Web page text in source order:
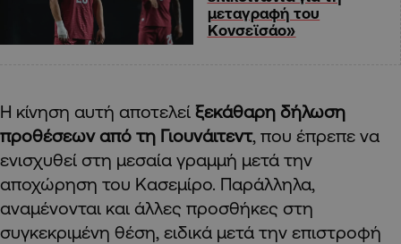
μεταγραφή του
Κονσεϊσάο»
Η κίνηση αυτή αποτελεί ξεκάθαρη δήλωση
προθέσεων από τη Γιουνάιτεντ, που έπρεπε να
ενισχυθεί στη μεσαία γραμμή μετά την
αποχώρηση του Κασεμίρο. Παράλληλα,
αναμένονται και άλλες προσθήκες στη
συγκεκριμένη θέση, ειδικά μετά την επιστροφή